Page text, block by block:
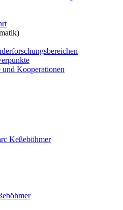
und Kooperationen
Keßeböhmer